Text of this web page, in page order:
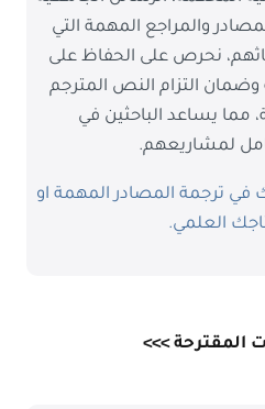
والمراجع المهمة التي
نحرص على الحفاظ على
التزام النص المترجم
مما يساعد الباحثين في
لمشاريعهم.
في ترجمة المصادر المهمة او
العلمي.
المقترحة >>>